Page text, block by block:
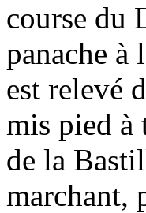
course du
panache à
est relevé
mis pied à
de la
marchant,